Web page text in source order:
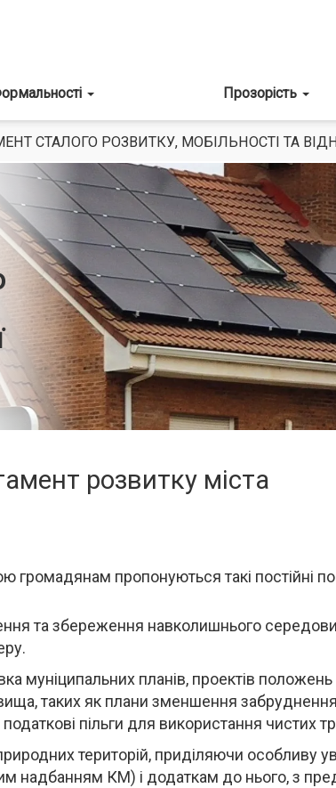
Прозорість
СТАЛОГО РОЗВИТКУ, МОБІЛЬНОСТІ ТА
розвитку міста
громадянам пропонуються такі постійні
та збереження навколишнього
муніципальних планів, проектів
таких як плани зменшення
податкові пільги для використання чистих
територій, приділяючи особливу
надбанням КМ) і додаткам до нього, з